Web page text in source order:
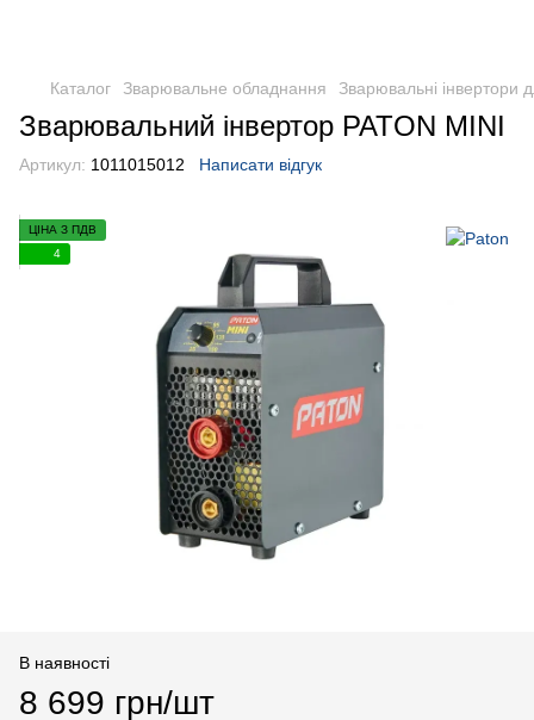
Каталог Зварювальне обладнання Зварювальні інвертори
Зварювальний інвертор PATON MINI
Артикул: 1011015012 Написати відгук
ЦІНА З ПДВ
4
В наявності
8 699 грн/шт